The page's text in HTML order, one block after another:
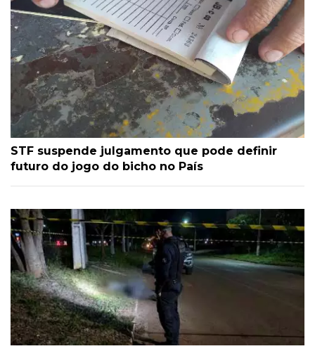
STF suspende julgamento que pode definir
futuro do jogo do bicho no País